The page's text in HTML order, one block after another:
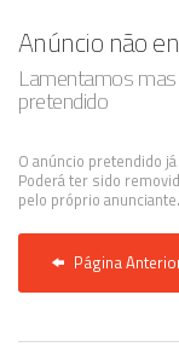
Registo / Login
Anunciar Agora
Anúncio não
Lamentamos
pretendido
O anúncio pretendido
Poderá ter sido
pelo próprio anunciante.
Página